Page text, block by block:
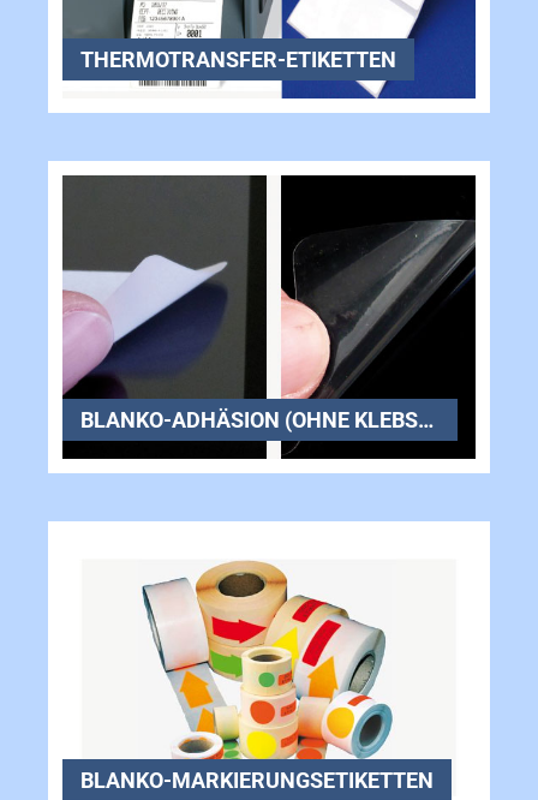
THERMOTRANSFER-ETIKETTEN
BLANKO-ADHÄSION (OHNE KLEBSTOFF)
BLANKO-MARKIERUNGSETIKETTEN